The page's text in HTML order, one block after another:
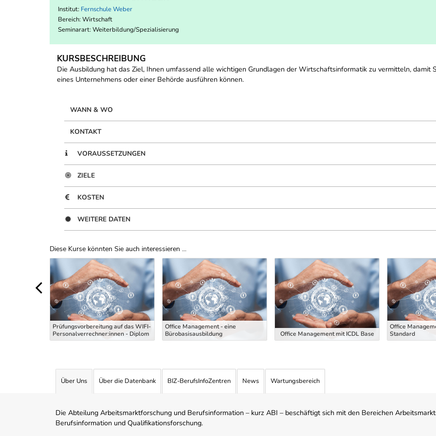
Institut: Fernschule Weber
Bereich: Wirtschaft
Seminarart: Weiterbildung/Spezialisierung
KURSBESCHREIBUNG
Die Ausbildung hat das Ziel, Ihnen umfassend alle wichtigen Grundlagen der Wirtschaftsinformatik zu vermitteln, damit
eines Unternehmens oder einer Behörde ausführen können.
WANN & WO
KONTAKT
VORAUSSETZUNGEN
ZIELE
KOSTEN
WEITERE DATEN
Diese Kurse könnten Sie auch interessieren ...
Uber Weiterbildungsvorschläge
Prüfungsvorbereitung auf das WIFI-
Personalverrechner:innen - Diplom
Office Management - eine
Bürobasisausbildung
Office Management mit ICDL Base
Office
Standard
Über Uns Über die Datenbank BIZ-BerufsInfoZentren News Wartungsbereich
Die Abteilung Arbeitsmarktforschung und Berufsinformation – kurz ABI – beschäftigt sich mit den Bereichen
Berufsinformation und Qualifikationsforschung.